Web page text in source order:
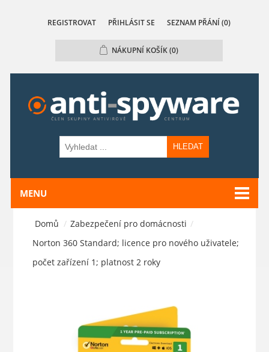
REGISTROVAT PŘIHLÁSIT SE SEZNAM PŘÁNÍ (0)
NÁKUPNÍ KOŠÍK(0)
HLEDAT
MENU
Domů / Zabezpečení pro domácnosti /
Norton 360 Standard; licence pro nového uživatele;
počet zařízení 1; platnost 2 roky